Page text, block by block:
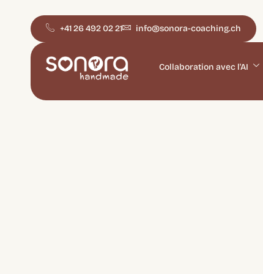
+41 26 492 02 21 info@sonora-coaching.ch
Collaboration avec l'AI